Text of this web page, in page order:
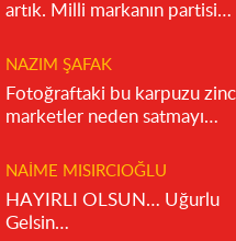
artık. Milli markanın partisi
NAZIM ŞAFAK
Fotoğraftaki bu karpuzu
marketler neden satmayı
NAIME MISIRCIOĞLU
HAYIRLI OLSUN… Uğurlu
Gelsin…